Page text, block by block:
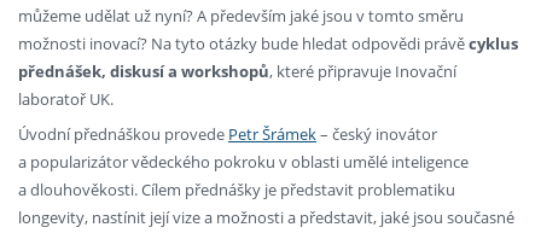
můžeme udělat už nyní? A především jaké jsou v tomto směru
možnosti inovací? Na tyto otázky bude hledat odpovědi právěcyklus
přednášek, diskusí a workshopů, které připravuje Inovační
laboratoř UK.
Úvodní přednáškou provede Petr Šrámek– český inovátor
a popularizátor vědeckého pokroku v oblasti umělé inteligence
a dlouhověkosti. Cílem přednášky je představit problematiku
longevity, nastínit její vize a možnosti a představit, jaké jsou současné